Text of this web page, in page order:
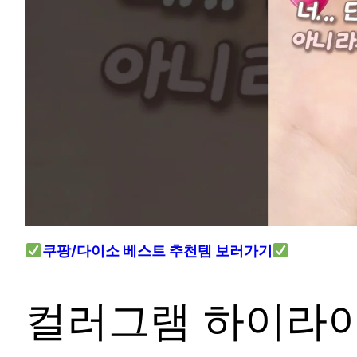
쿠팡/다이소 베스트 추천템 보러가기
컬러그램 하이라